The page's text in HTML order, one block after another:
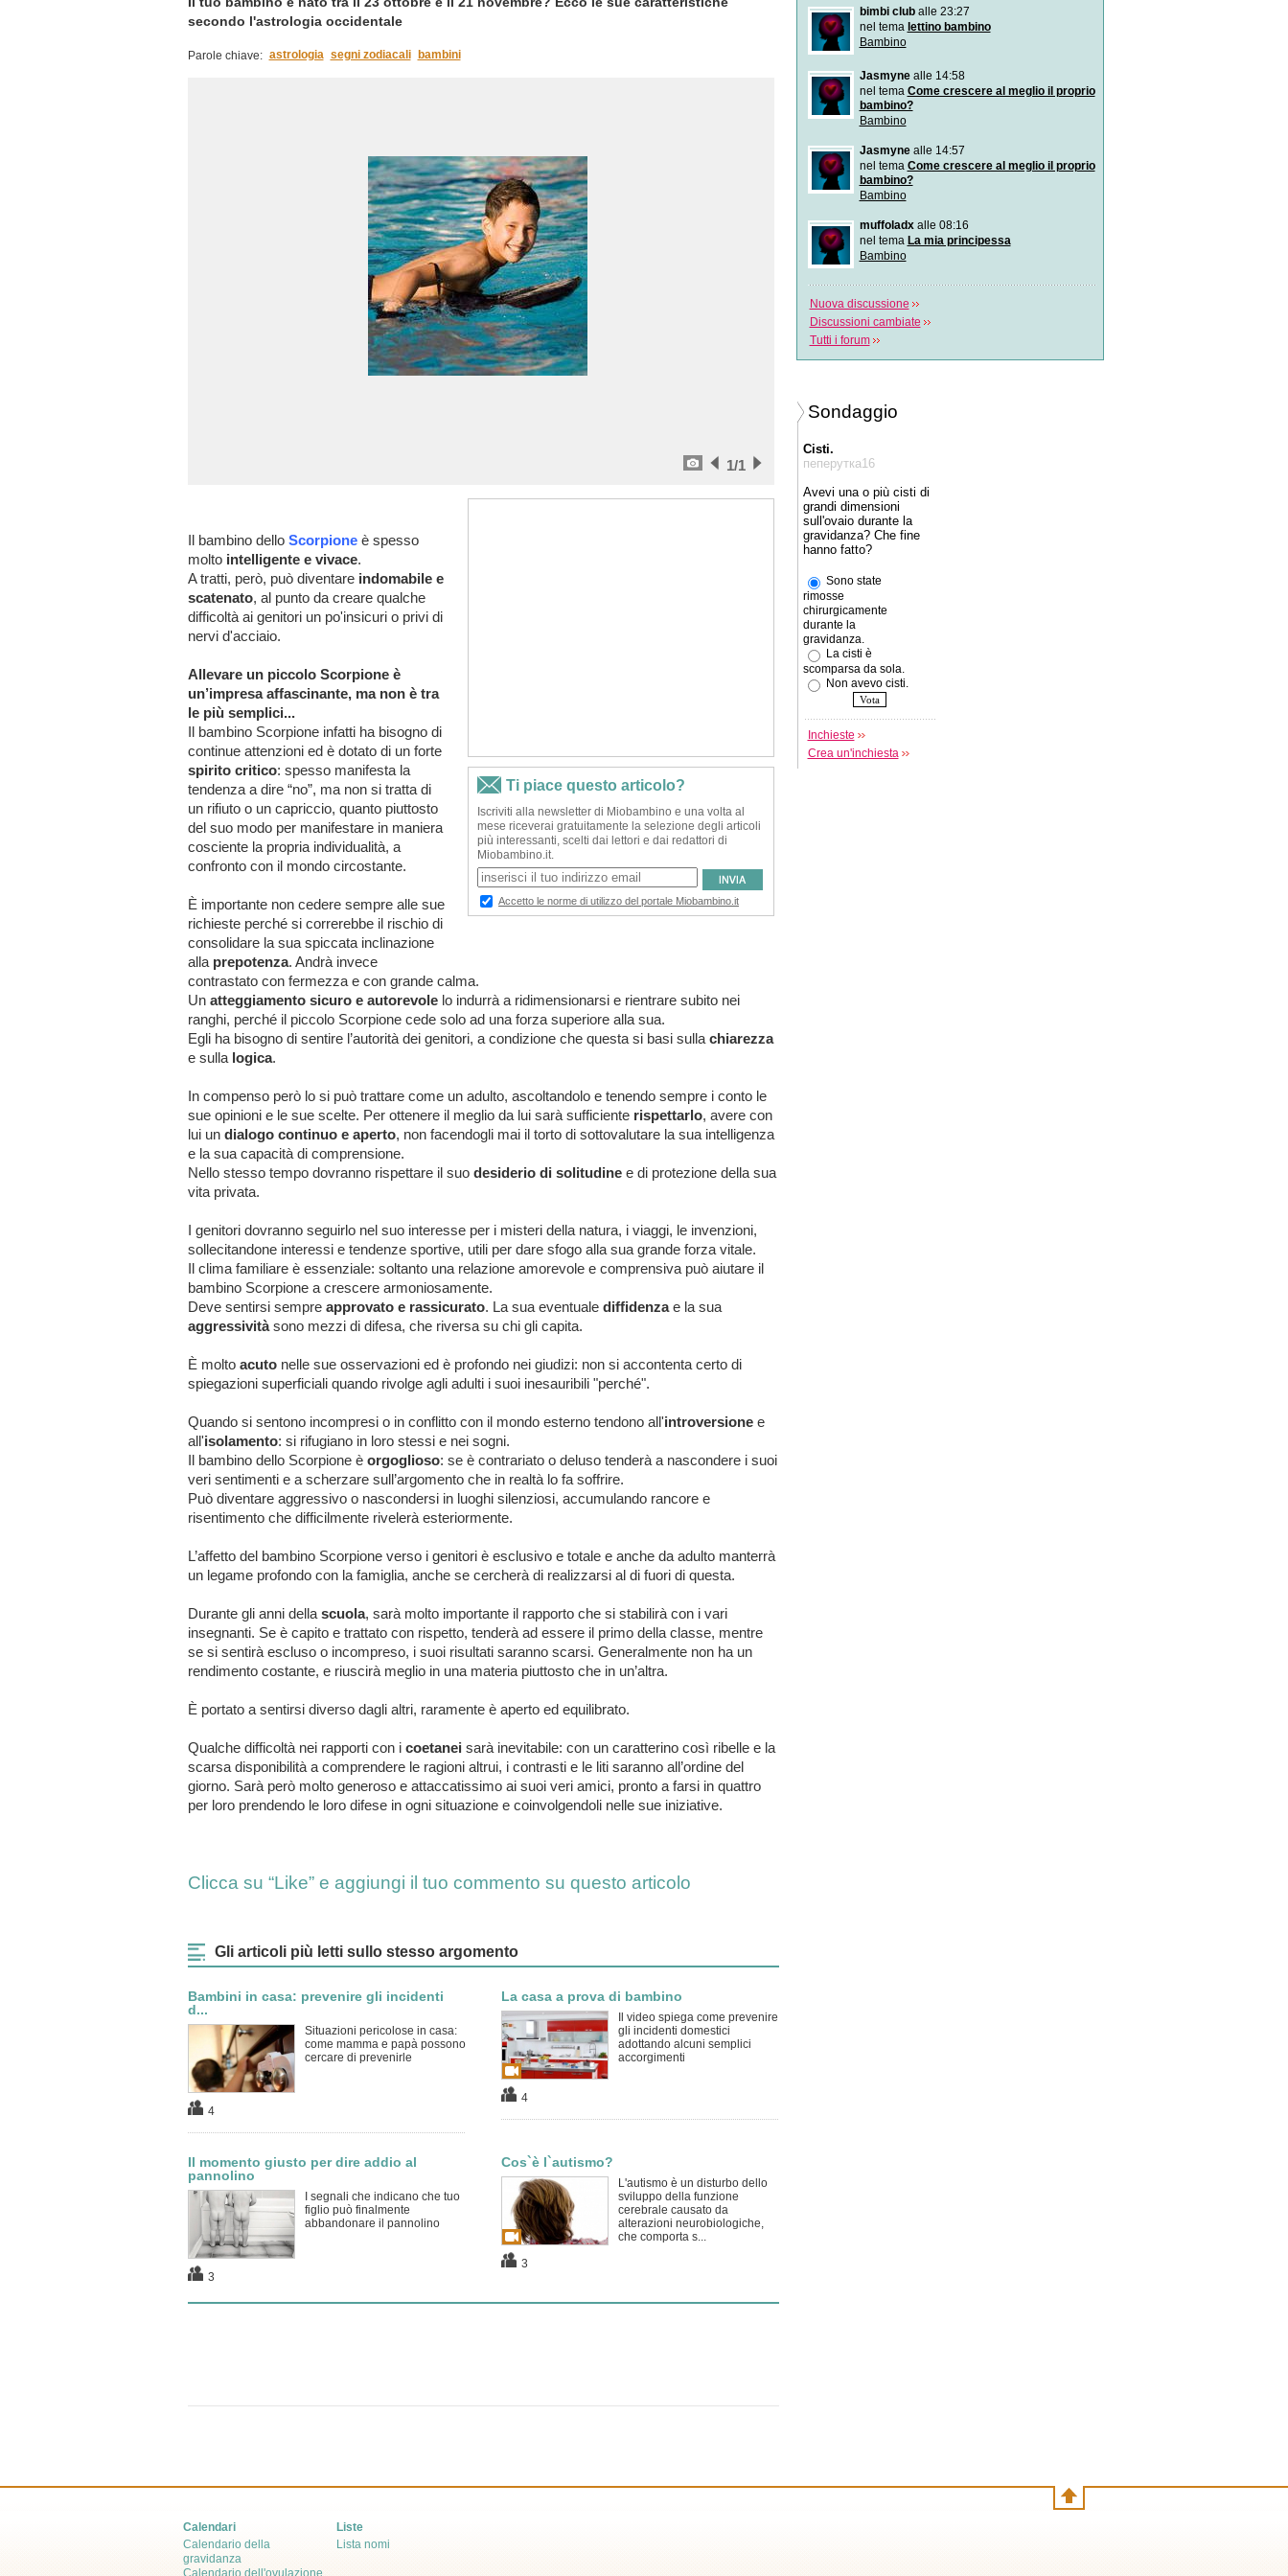
secondo l'astrologia occidentale
Parole chiave: astrologia segni zodiacali bambini
/1
1
Il bambino dello Scorpione è spesso
moltointelligente e vivace.
A tratti, però, può diventare indomabile e
scatenato, al punto da creare qualche
difficoltà ai genitori un po'insicuri o privi di
nervi d'acciaio.
Allevare un piccolo Scorpione è
un’impresa affascinante, ma non è tra
le più semplici...
Il bambino Scorpione infatti ha bisogno di
continue attenzioni ed è dotato di un forte
spirito critico: spesso manifesta la
tendenza a dire “no”, ma non si tratta di
un rifiuto o un capriccio, quanto piuttosto
del suo modo per manifestare in maniera
cosciente la propria individualità, a
confronto con il mondo circostante.
È importante non cedere sempre alle sue
richieste perché si correrebbe il rischio di
consolidare la sua spiccata inclinazione
alla prepotenza. Andrà invece
contrastato con fermezza e con grande calma.
Un atteggiamento sicuro e autorevolelo indurrà a ridimensionarsi e rientrare subito nei
ranghi, perché il piccolo Scorpione cede solo ad una forza superiore alla sua.
Egli ha bisogno di sentire l’autorità dei genitori, a condizione che questa si basi sulla chiarezza
e sulla logica.
In compenso però lo si può trattare come un adulto, ascoltandolo e tenendo sempre i conto le
sue opinioni e le sue scelte. Per ottenere il meglio da lui sarà sufficiente rispettarlo, avere con
lui un dialogo continuo e aperto, non facendogli mai il torto di sottovalutare la sua intelligenza
e la sua capacità di comprensione.
Nello stesso tempo dovranno rispettare il suo desiderio di solitudinee di protezione della sua
vita privata.
I genitori dovranno seguirlo nel suo interesse per i misteri della natura, i viaggi, le invenzioni,
sollecitandone interessi e tendenze sportive, utili per dare sfogo alla sua grande forza vitale.
Il clima familiare è essenziale: soltanto una relazione amorevole e comprensiva può aiutare il
bambino Scorpione a crescere armoniosamente.
Deve sentirsi sempre approvato e rassicurato. La sua eventuale diffidenzae la sua
aggressivitàsono mezzi di difesa, che riversa su chi gli capita.
È molto acutonelle sue osservazioni ed è profondo nei giudizi: non si accontenta certo di
spiegazioni superficiali quando rivolge agli adulti i suoi inesauribili "perché".
Quando si sentono incompresi o in conflitto con il mondo esterno tendono all'introversionee
all'isolamento: si rifugiano in loro stessi e nei sogni.
Il bambino dello Scorpione è orgoglioso: se è contrariato o deluso tenderà a nascondere i suoi
veri sentimenti e a scherzare sull’argomento che in realtà lo fa soffrire.
Può diventare aggressivo o nascondersi in luoghi silenziosi, accumulando rancore e
risentimento che difficilmente rivelerà esteriormente.
L’affetto del bambino Scorpione verso i genitori è esclusivo e totale e anche da adulto manterrà
un legame profondo con la famiglia, anche se cercherà di realizzarsi al di fuori di questa.
Durante gli anni della scuola, sarà molto importante il rapporto che si stabilirà con i vari
insegnanti. Se è capito e trattato con rispetto, tenderà ad essere il primo della classe, mentre
se si sentirà escluso o incompreso, i suoi risultati saranno scarsi. Generalmente non ha un
rendimento costante, e riuscirà meglio in una materia piuttosto che in un’altra.
È portato a sentirsi diverso dagli altri, raramente è aperto ed equilibrato.
Qualche difficoltà nei rapporti con i coetanei sarà inevitabile: con un caratterino così ribelle e la
scarsa disponibilità a comprendere le ragioni altrui, i contrasti e le liti saranno all’ordine del
giorno. Sarà però molto generoso e attaccatissimo ai suoi veri amici, pronto a farsi in quattro
per loro prendendo le loro difese in ogni situazione e coinvolgendoli nelle sue iniziative.
Clicca su “Like” e aggiungi il tuo commento su questo articolo
Gli articoli più letti sullo stesso argomento
Bambini in casa: prevenire gli incidenti
d...
Situazioni pericolose in casa:
come mamma e papà possono
cercare di prevenirle
4
La casa a prova di bambino
Il video spiega come prevenire
gli incidenti domestici
adottando alcuni semplici
accorgimenti
4
Il momento giusto per dire addio al
pannolino
I segnali che indicano che tuo
figlio può finalmente
abbandonare il pannolino
3
Cos`è l`autismo?
L'autismo è un disturbo dello
sviluppo della funzione
cerebrale causato da
alterazioni neurobiologiche,
che comporta s...
3
bimbi cluballe 23:27
nel temalettino bambino
Bambino
Jasmynealle 14:58
nel temaCome crescere al meglio il proprio
bambino?
Bambino
Jasmynealle 14:57
nel temaCome crescere al meglio il proprio
bambino?
Bambino
muffoladx alle 08:16
nel temaLa mia principessa
Bambino
Nuova discussione
Discussioni cambiate
Tutti i forum
Sondaggio
Cisti.
пеперутка16
Avevi una o più cisti di
grandi dimensioni
sull'ovaio durante la
gravidanza? Che fine
hanno fatto?
Sono state
rimosse
chirurgicamente
durante la
gravidanza.
La cisti è
scomparsa da sola.
Non avevo cisti.
Inchieste
Crea un'inchiesta
Calendari
Calendario della
gravidanza
Calendario dell'ovulazione
Liste
Lista nomi